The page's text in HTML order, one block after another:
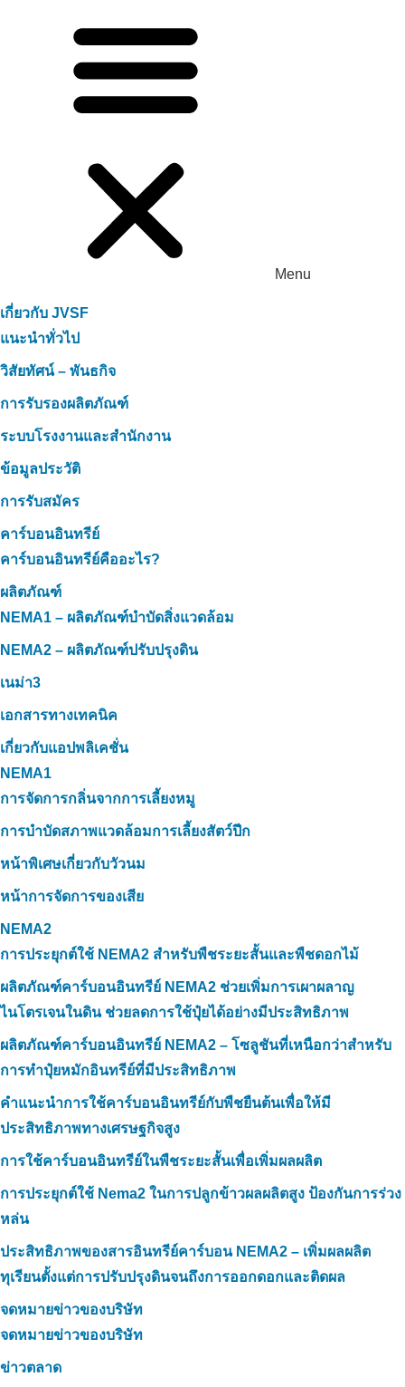
Menu
เกี่ยวกับ JVSF
แนะนำทั่วไป
วิสัยทัศน์ – พันธกิจ
การรับรองผลิตภัณฑ์
ระบบโรงงานและสำนักงาน
ข้อมูลประวัติ
การรับสมัคร
คาร์บอนอินทรีย์
คาร์บอนอินทรีย์คืออะไร?
ผลิตภัณฑ์
NEMA1 – ผลิตภัณฑ์บำบัดสิ่งแวดล้อม
NEMA2 – ผลิตภัณฑ์ปรับปรุงดิน
เนม่า3
เอกสารทางเทคนิค
เกี่ยวกับแอปพลิเคชั่น
NEMA1
การจัดการกลิ่นจากการเลี้ยงหมู
การบำบัดสภาพแวดล้อมการเลี้ยงสัตว์ปีก
หน้าพิเศษเกี่ยวกับวัวนม
หน้าการจัดการของเสีย
NEMA2
การประยุกต์ใช้ NEMA2 สำหรับพืชระยะสั้นและพืชดอกไม้
ผลิตภัณฑ์คาร์บอนอินทรีย์ NEMA2 ช่วยเพิ่มการเผาผลาญ
ไนโตรเจนในดิน ช่วยลดการใช้ปุ๋ยได้อย่างมีประสิทธิภาพ
ผลิตภัณฑ์คาร์บอนอินทรีย์ NEMA2 – โซลูชันที่เหนือกว่าสำหรับ
การทำปุ๋ยหมักอินทรีย์ที่มีประสิทธิภาพ
คำแนะนำการใช้คาร์บอนอินทรีย์กับพืชยืนต้นเพื่อให้มี
ประสิทธิภาพทางเศรษฐกิจสูง
การใช้คาร์บอนอินทรีย์ในพืชระยะสั้นเพื่อเพิ่มผลผลิต
การประยุกต์ใช้ Nema2 ในการปลูกข้าวผลผลิตสูง ป้องกันการร่วง
หล่น
ประสิทธิภาพของสารอินทรีย์คาร์บอน NEMA2 – เพิ่มผลผลิต
ทุเรียนตั้งแต่การปรับปรุงดินจนถึงการออกดอกและติดผล
จดหมายข่าวของบริษัท
จดหมายข่าวของบริษัท
ข่าวตลาด